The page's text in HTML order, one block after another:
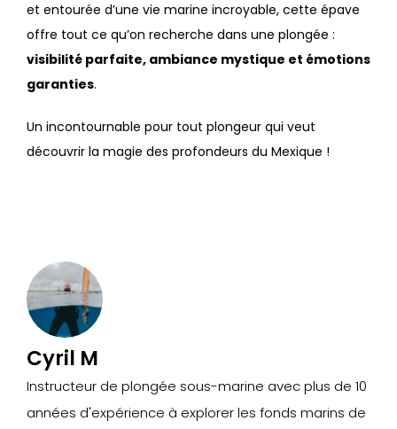
Cyril M
Instructeur de plongée sous-marine avec plus de 10
années d'expérience à explorer les fonds marins de
et entourée d’une vie marine incroyable, cette épave
offre tout ce qu’on recherche dans une plongée :
visibilité parfaite, ambiance mystique et émotions
garanties.
Un incontournable pour tout plongeur qui veut
découvrir la magie des profondeurs du Mexique !